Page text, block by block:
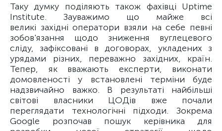
Таку думку поділяють також фахівці Uptime
Institute. Зауважимо що майже всі
великі західні оператори взяли на себе певні
зобов'язання щодо зниження вуглецевого
сліду, зафіксовані в договорах, укладених з
урядами різних, переважно західних, країн.
Тепер, як вважають експерти, виконати
домовленості у встановлені терміни буде
надзвичайно важко. В результаті найбільші
світові власники ЦОДів вже почали
переглядати технологічні підходи. Зокрема
Google розпочав пошук керівника для